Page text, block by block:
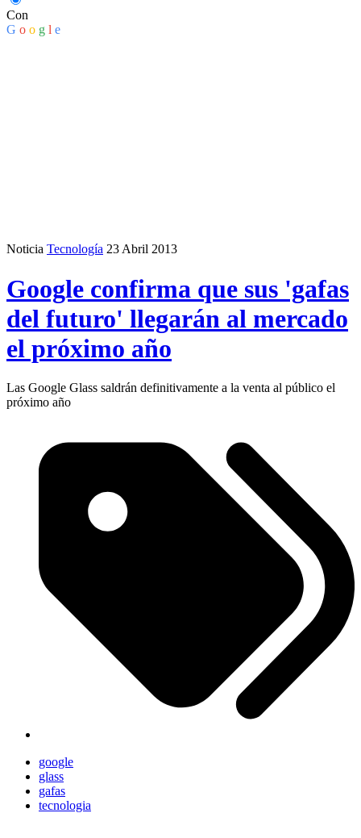
Con
G o o g l e
Noticia Tecnología 23 Abril 2013
Google confirma que sus 'gafas
del futuro' llegarán al mercado
el próximo año
Las Google Glass saldrán definitivamente a la venta al público el
próximo año
google
glass
gafas
tecnologia